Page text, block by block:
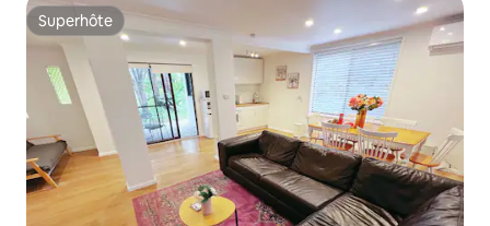
Superhôte
Superhôte